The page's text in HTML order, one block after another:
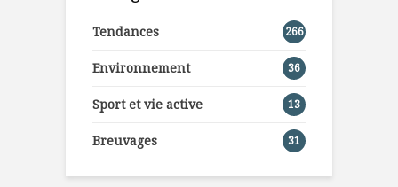
Tendances 266
Environnement 36
Sport et vie active 13
Breuvages 31